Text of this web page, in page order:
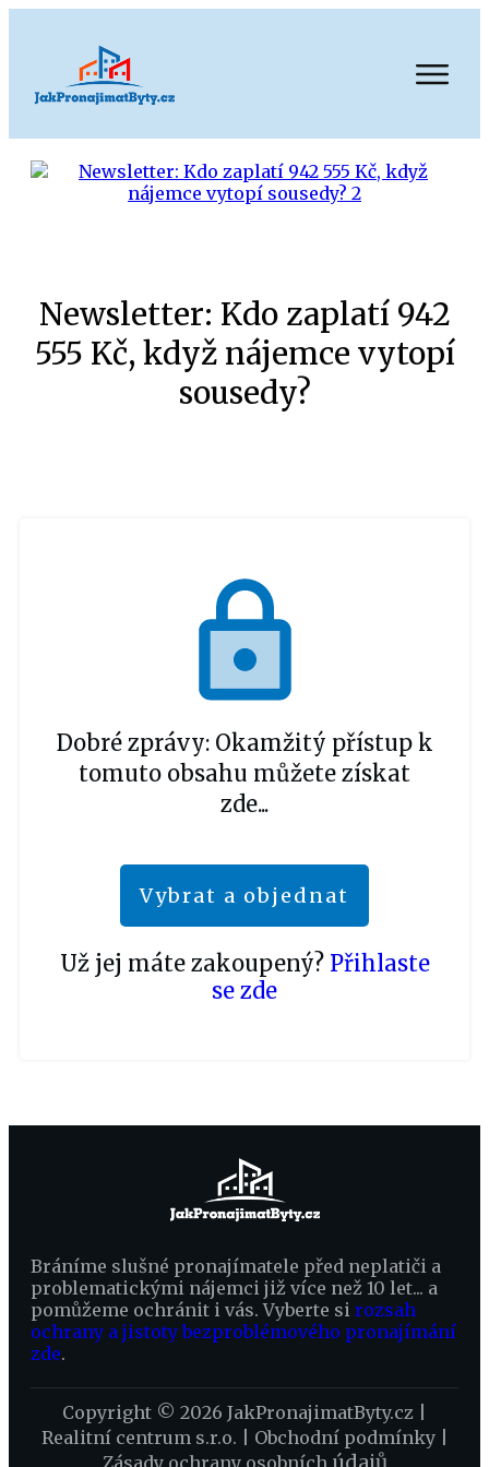
Newsletter: Kdo zaplatí 942
555 Kč, když nájemce vytopí
sousedy?
Dobré zprávy: Okamžitý přístup k
tomuto obsahu můžete získat
zde...
Vybrat a objednat
Už jej máte zakoupený? Přihlaste
se zde
Bráníme slušné pronajímatele před neplatiči a
problematickými nájemci již více než 10 let... a
pomůžeme ochránit i vás. Vyberte si rozsah
ochrany a jistoty bezproblémového pronajímání
zde.
Copyright © 2026 JakPronajimatByty.cz |
Realitní centrum s.r.o.
Obchodní podmínky|